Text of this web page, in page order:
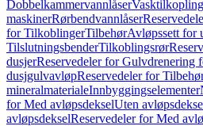
Dobbelkammervannlåser
maskinerRørbendvannlåser
for TilkoblingerTilbehørAvløpssett for
TilslutningsbenderTilkoblingsrør
dusjerReservedeler for Gulvdrenering
dusjgulvavløpReservedeler for
mineralmaterialeInnbyggingselementer
for Med avløpsdekselUten
avløpsdekselReservedeler for Med